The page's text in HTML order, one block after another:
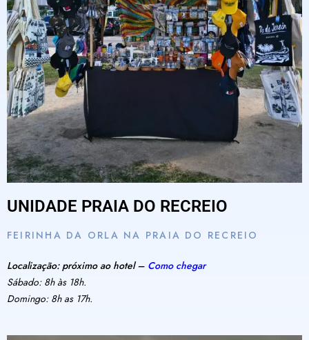
UNIDADE PRAIA DO RECREIO
FEIRINHA DA ORLA NA PRAIA DO RECREIO
Localização: próximo ao hotel – Como chegar
Sábado: 8h às 18h.
Domingo: 8h as 17h.